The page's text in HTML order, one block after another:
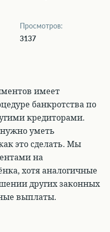
Просмотров:
3137
имеет
банкротства по
кредиторами.
уметь
это сделать. Мы
на
хотя аналогичные
других законных
выплаты.